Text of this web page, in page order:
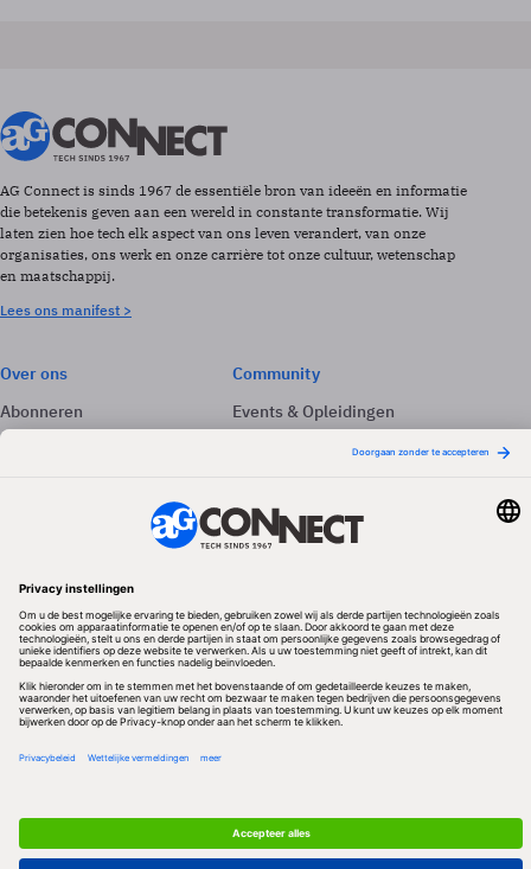
AG Connect is sinds 1967 de essentiële bron van ideeën en informatie
die betekenis geven aan een wereld in constante transformatie. Wij
laten zien hoe tech elk aspect van ons leven verandert, van onze
organisaties, ons werk en onze carrière tot onze cultuur, wetenschap
en maatschappij.
Lees ons manifest >
Over ons
Abonneren
Adverteren
Community
Events & Opleidingen
Volg ons
Redactionele partner
Algemene Voorwaarden & Copyrights